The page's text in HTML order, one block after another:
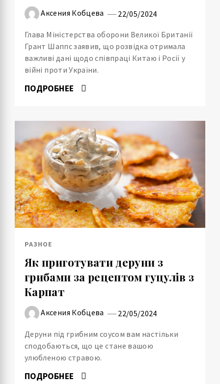
Аксения Кобцева 22/05/2024
Глава Міністерства оборони Великої Британії
Грант Шаппс заявив, що розвідка отримала
важливі дані щодо співпраці Китаю і Росії у
війні проти України.
ПОДРОБНЕЕ
РАЗНОЕ
Як приготувати деруни з
грибами за рецептом гуцулів з
Карпат
Аксения Кобцева 22/05/2024
Деруни під грибним соусом вам настільки
сподобаються, що це стане вашою
улюбленою стравою.
ПОДРОБНЕЕ